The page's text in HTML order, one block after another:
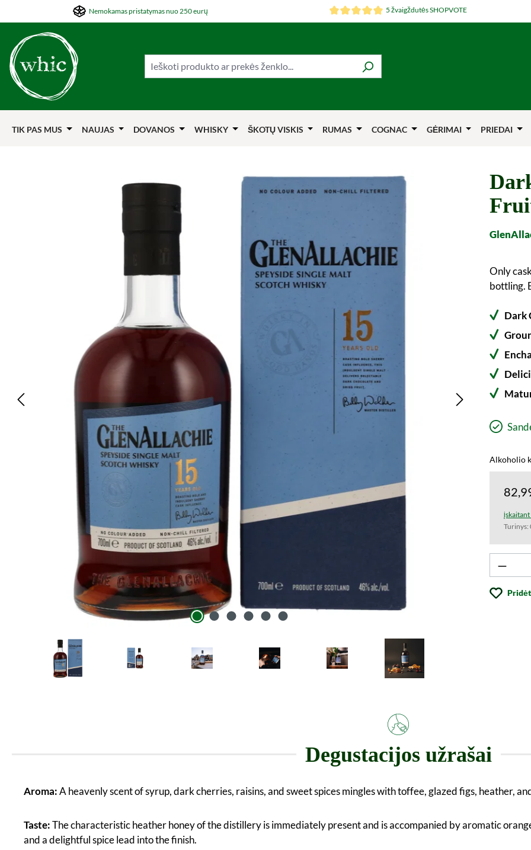
į pagrindinį turinį
Šokti į pagrindinę navigacijąNemokamas pristatymas nuo 250 eurų 5 žvaigždutės SHOPVOTE
TIK PAS MUS NAUJAS DOVANOS WHISKY ŠKOTŲ VISKIS RUMAS COGNAC GĖRIMAI PRIEDAI
Only
bottling.
Dark
Alkoholio
Turinys:
Degustacijos užrašai
Aroma:A heavenly scent of syrup, dark cherries, raisins, and sweet spices mingles with toffee, glazed figs, heather,
Taste:The characteristic heather honey of the distillery is immediately present and is accompanied by aromatic
and a delightful spice lead into the finish.